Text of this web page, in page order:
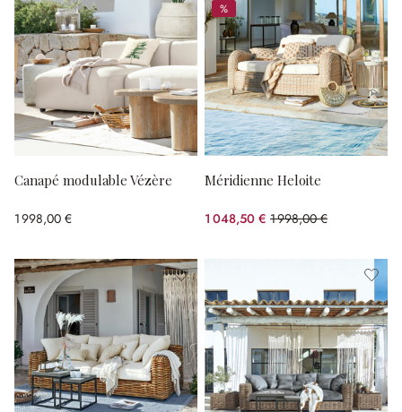
Canapé modulable Vézère
1 998,00 €
%
%
Méridienne Heloite
1 048,50 € 1 998,00 €
(47.52%spared)